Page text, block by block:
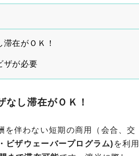
在がＯＫ！
ザが必要
し滞在がＯＫ！
を伴わない短期の商用（会合、交
ビザウェーバープログラム) を利用